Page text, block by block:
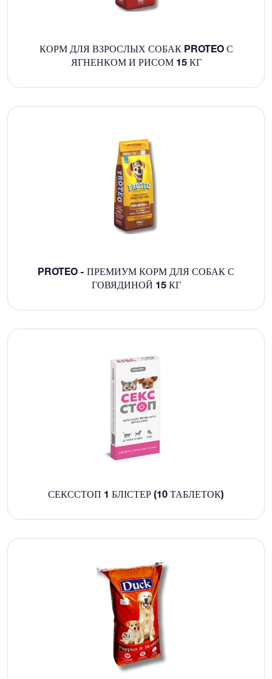
КОРМ ДЛЯ ВЗРОСЛЫХ СОБАК PROTEO С
ЯГНЕНКОМ И РИСОМ 15 КГ
PROTEO - ПРЕМИУМ КОРМ ДЛЯ СОБАК С
ГОВЯДИНОЙ 15 КГ
СЕКССТОП 1 БЛІСТЕР (10 ТАБЛЕТОК)